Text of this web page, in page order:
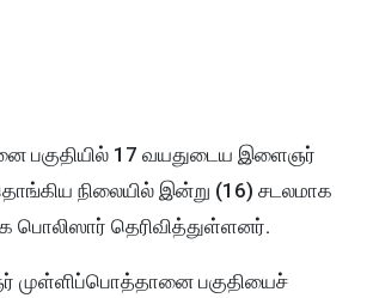
பகுதியில் 17 வயதுடைய இளைஞர்
நிலையில் இன்று (16) சடலமாக
பொலிஸார் தெரிவித்துள்ளனர்.
முள்ளிப்பொத்தானை பகுதியைச்